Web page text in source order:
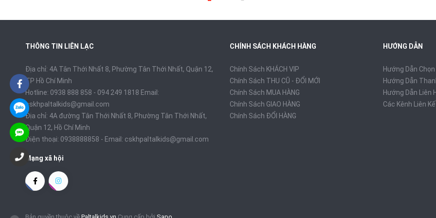
Mua ngay
THÔNG TIN LIÊN LẠC
Địa chỉ: 4A Tân Thới Nhất 8, Phường Tân Thới Nhất, Quận 12,
TP Hồ Chí Minh
Hotline: 0938 888 858 - 094 249 1818 Email:
cskhpaltalkids@gmail.com
Địa chỉ: 4A đường Tân Thới Nhất 8, Phường Tân Thới Nhất,
Quận 12, Hồ Chí Minh
Điện thoại: 0938888858 - Email: cskhpaltalkids@gmail.com
Mạng xã hội
CHÍNH SÁCH KHÁCH HÀNG
Chính Sách KHÁCH VIP
Chính Sách THU CŨ - ĐỔI MỚI
Chính Sách MUA HÀNG
Chính Sách GIAO HÀNG
Chính Sách ĐỔI HÀNG
HƯỚNG DẪN
Hướng Dẫn
Hướng Dẫn
Hướng Dẫn Liên
Các Kênh Liên